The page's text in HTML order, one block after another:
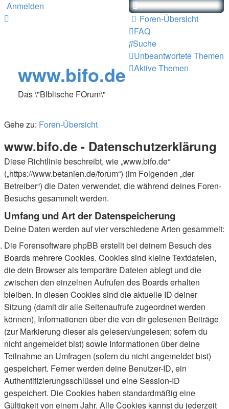
Foren-Übersicht
FAQ
Suche
Unbeantwortete Themen
Aktive Themen
Anmelden
www.bifo.de
Das \"BIblische FOrum\"
Gehe zu: Foren-Übersicht
www.bifo.de - Datenschutzerklärung
Diese Richtlinie beschreibt, wie „www.bifo.de“
(„https://www.betanien.de/forum“) (im Folgenden „der
Betreiber“) die Daten verwendet, die während deines Foren-
Besuchs gesammelt werden.
Umfang und Art der Datenspeicherung
Deine Daten werden auf vier verschiedene Arten gesammelt:
Die Forensoftware phpBB erstellt bei deinem Besuch des
Boards mehrere Cookies. Cookies sind kleine Textdateien,
die dein Browser als temporäre Dateien ablegt und die
zwischen den einzelnen Aufrufen des Boards erhalten
bleiben. In diesen Cookies sind die aktuelle ID deiner
Sitzung (damit dir alle Seitenaufrufe zugeordnet werden
können), Informationen über die von dir gelesenen Beiträge
(zur Markierung dieser als gelesen/ungelesen; sofern du
nicht angemeldet bist) sowie Informationen über deine
Teilnahme an Umfragen (sofern du nicht angemeldet bist)
gespeichert. Ferner werden deine Benutzer-ID, ein
Authentifizierungsschlüssel und eine Session-ID
gespeichert. Die Cookies haben standardmäßig eine
Gültigkeit von einem Jahr. Alle Cookies kannst du jederzeit